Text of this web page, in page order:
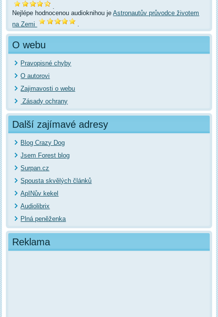
.
Nejlépe hodnocenou audioknihou jeAstronautův průvodce životem
na Zemi
.
O webu
Pravopisné chyby
O autorovi
Zajimavosti o webu
Zásady ochrany
Další zajímavé adresy
Blog Crazy Dog
Jsem Forest blog
Surpan.cz
Spousta skvělých článků
ApINův kekel
Audiolibrix
Plná peněženka
Reklama